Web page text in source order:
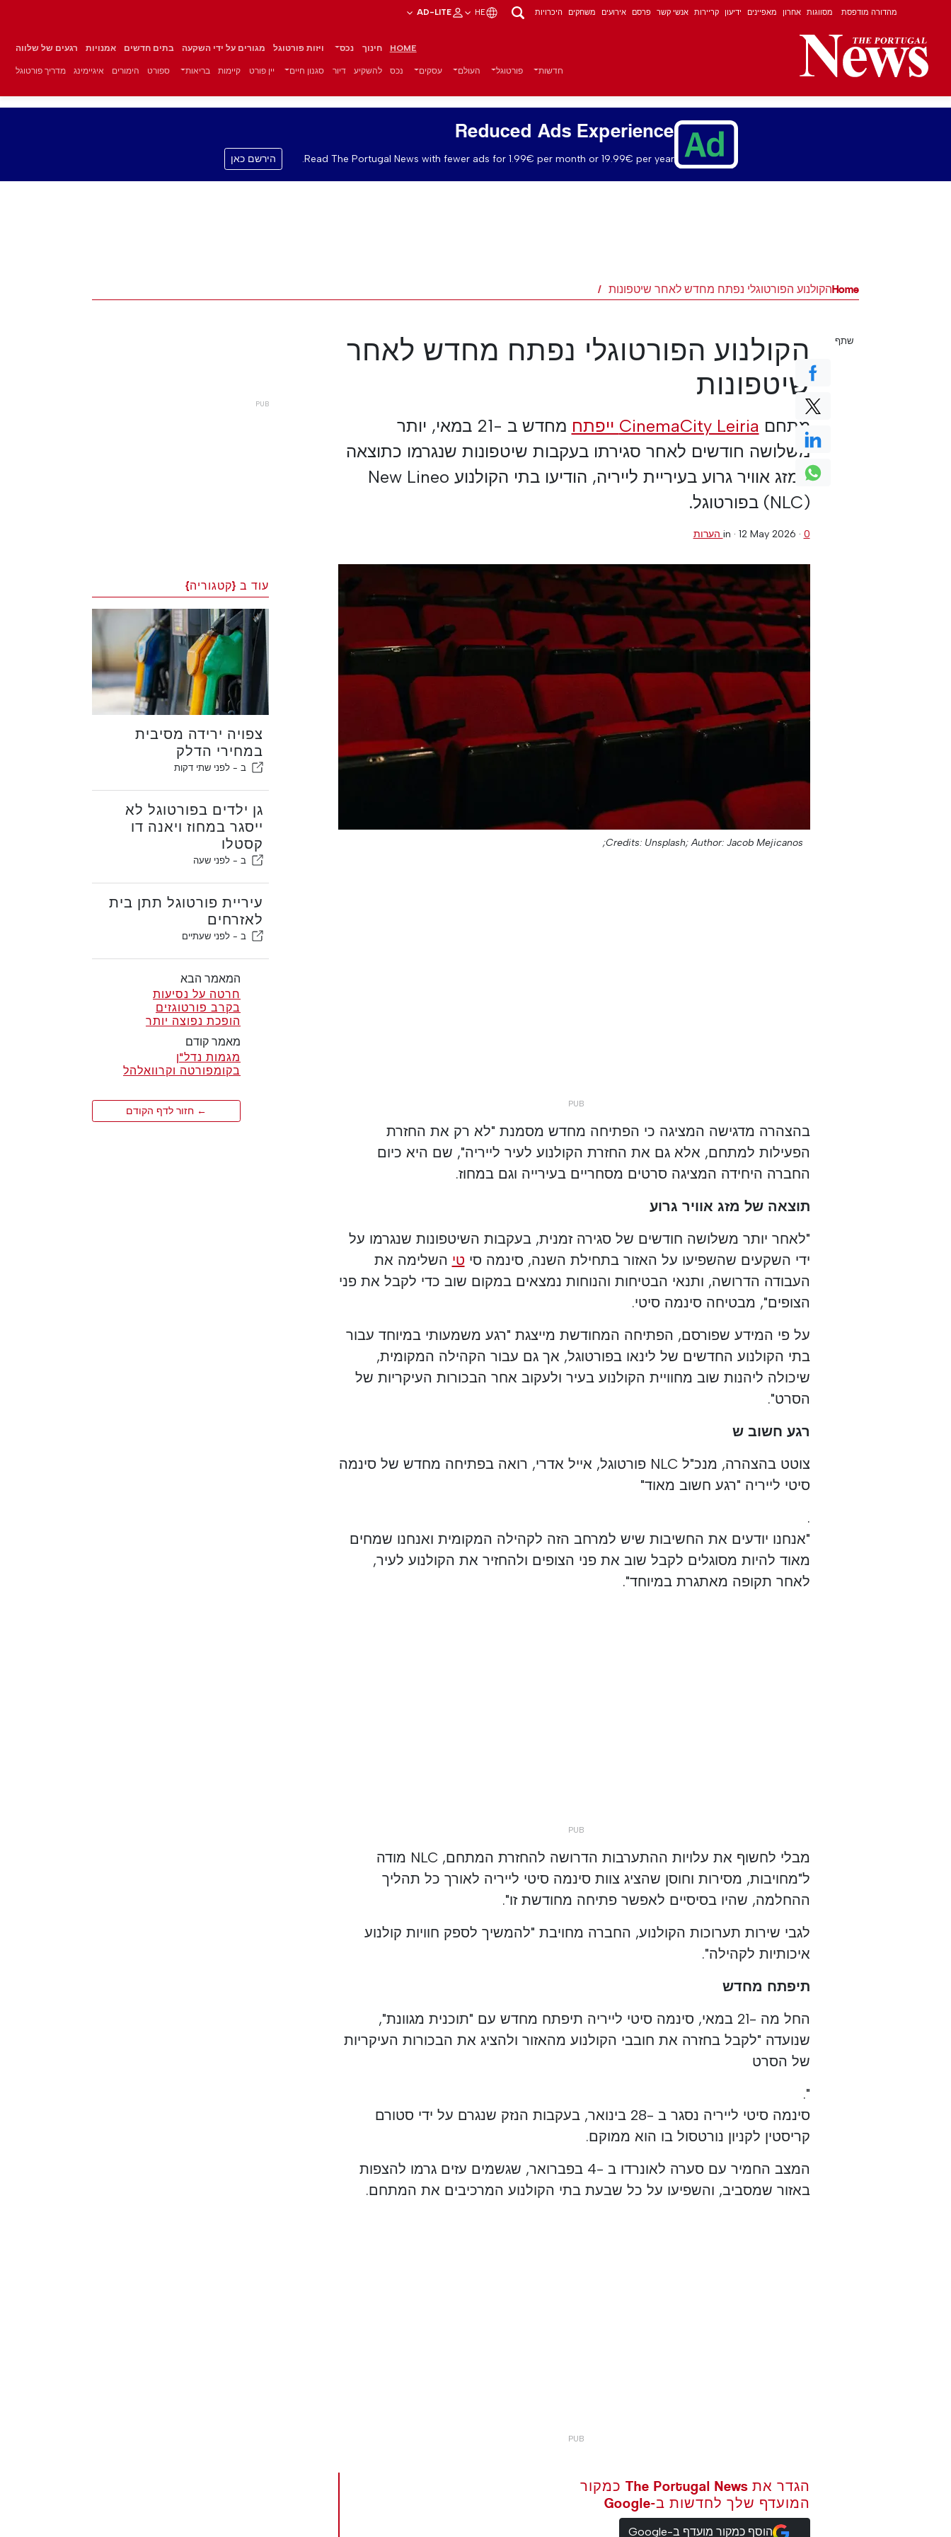
מהדורה מודפסת מסווגות אחרון מאפיינים ידיעון קריירות אנשי קשר פרסם אירועים משחקים היכרויות HE
AD-LITE
HOME חינוך נכס ויזות פורטוגל מגורים על ידי השקעה בתים חדשים אמנויות רגעים של שלווה
חדשות פורטוגל העולם עסקים נכס להשקיע דיור סגנון חיים יין פורט קיימות בריאות ספורט הימורים איגיימינג מדריך פורטוגל
Reduced Ads Experience
Read The Portugal News with fewer ads for 1.99€ per month or 19.99€ per year. הירשם כאן
Homeהקולנוע הפורטוגלי נפתח מחדש לאחר שיטפונות
הקולנוע הפורטוגלי נפתח מחדש לאחר
שיטפונות
מתחם CinemaCity Leiria ייפתח
מחדש ב -21 במאי, יותר
משלושה חודשים לאחר סגירתו בעקבות שיטפונות שנגרמו כתוצאה
ממזג אוויר גרוע בעיריית לייריה, הודיעו בתי הקולנוע New Lineo
(NLC) בפורטוגל.
in · 12 May 2026 · 0 הערות
Credits: Unsplash; Author: Jacob Mejicanos;
בהצהרה מדגישה המציגה כי הפתיחה מחדש מסמנת "לא רק את החזרת
הפעילות למתחם, אלא גם את החזרת הקולנוע לעיר לייריה", שם היא כיום
החברה היחידה המציגה סרטים מסחריים בעירייה וגם במחוז.
תוצאה של מזג אוויר גרוע
"לאחר יותר משלושה חודשים של סגירה זמנית, בעקבות השיטפונות שנגרמו על
ידי השקעים שהשפיעו על האזור בתחילת השנה, סינמה סי טי השלימה את
העבודה הדרושה, ותנאי הבטיחות והנוחות נמצאים במקום שוב כדי לקבל את פני
הצופים", מבטיחה סינמה סיטי.
על פי המידע שפורסם, הפתיחה המחודשת מייצגת "רגע משמעותי במיוחד עבור
בתי הקולנוע החדשים של לינאו בפורטוגל, אך גם עבור הקהילה המקומית,
שיכולה ליהנות שוב מחוויית הקולנוע בעיר ולעקוב אחר הבכורות העיקריות של
הסרט".
רגע חשוב ש
צוטט בהצהרה, מנכ"ל NLC פורטוגל, אייל אדרי, רואה בפתיחה מחדש של סינמה
סיטי לייריה "רגע חשוב מאוד"
.
"אנחנו יודעים את החשיבות שיש למרחב הזה לקהילה המקומית ואנחנו שמחים
מאוד להיות מסוגלים לקבל שוב את פני הצופים ולהחזיר את הקולנוע לעיר,
לאחר תקופה מאתגרת במיוחד".
מבלי לחשוף את עלויות ההתערבות הדרושה להחזרת המתחם, NLC מודה
ל"מחויבות, מסירות וחוסן שהציג צוות סינמה סיטי לייריה לאורך כל תהליך
ההחלמה, שהיו בסיסיים לאפשר פתיחה מחודשת זו".
לגבי שירות תערוכות הקולנוע, החברה מחויבת "להמשיך לספק חוויות קולנוע
איכותיות לקהילה".
תיפתח מחדש
החל מה -21 במאי, סינמה סיטי לייריה תיפתח מחדש עם "תוכנית מגוונת",
שנועדה "לקבל בחזרה את חובבי הקולנוע מהאזור ולהציג את הבכורות העיקריות
של הסרט
".
סינמה סיטי לייריה נסגר ב -28 בינואר, בעקבות הנזק שנגרם על ידי סטורם
קריסטין לקניון נורטסול בו הוא ממוקם.
המצב החמיר עם סערה לאונרדו ב -4 בפברואר, שגשמים עזים גרמו להצפות
באזור שמסביב, והשפיעו על כל שבעת בתי הקולנוע המרכיבים את המתחם.
הגדר את The Portugal News כמקור
המועדף שלך לחדשות ב-Google
הוסף כמקור מועדף ב-Google
שתף
עוד ב {קטגוריה}
צפויה ירידה מסיבית
במחירי הדלק
ב - לפני שתי דקות
גן ילדים בפורטוגל לא
ייסגר במחוז ויאנה דו
קסטלו
ב - לפני שעה
עיריית פורטוגל תתן בית
לאזרחים
ב - לפני שעתיים
המאמר הבא
חרטה על נסיעות
בקרב פורטוגזים
הופכת נפוצה יותר
מאמר קודם
מגמות נדל"ן
בקומפורטה וקרוואלהל
← חזור לדף הקודם